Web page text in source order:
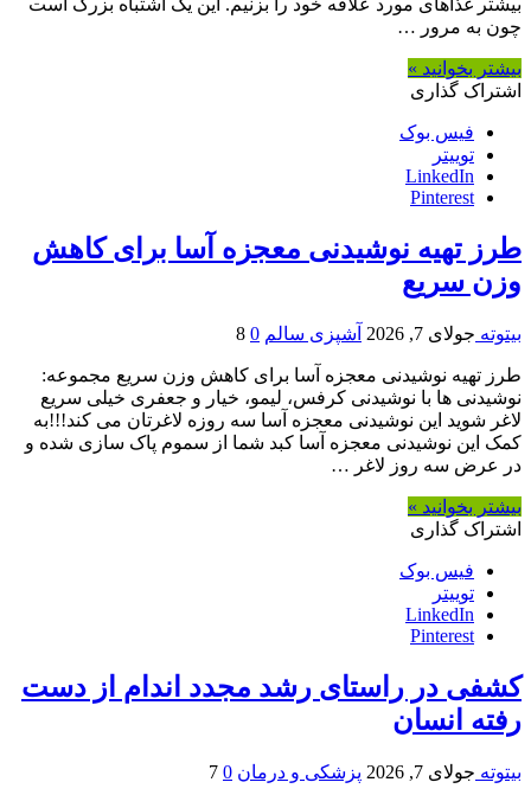
بیشتر غذاهای مورد علاقه خود را بزنیم. این یک اشتباه بزرگ است
چون به مرور …
بیشتر بخوانید »
اشتراک گذاری
فیس بوک
توییتر
LinkedIn
Pinterest
طرز تهیه نوشیدنی معجزه آسا برای کاهش
وزن سریع
بیتوته جولای 7, 2026 آشپزی سالم 0
8
طرز تهیه نوشیدنی معجزه آسا برای کاهش وزن سریع مجموعه:
نوشیدنی ها با نوشیدنی کرفس، لیمو، خیار و جعفری خیلی سریع
لاغر شوید این نوشیدنی معجزه آسا سه روزه لاغرتان می کند!!!به
کمک این نوشیدنی معجزه آسا کبد شما از سموم پاک سازی شده و
در عرض سه روز لاغر …
بیشتر بخوانید »
اشتراک گذاری
فیس بوک
توییتر
LinkedIn
Pinterest
کشفی در راستای رشد مجدد اندام از دست
رفته انسان
بیتوته جولای 7, 2026 پزشکی و درمان 0
7